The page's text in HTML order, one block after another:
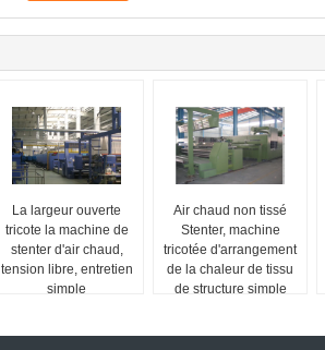
La largeur ouverte
tricote la machine de
stenter d'air chaud,
tension libre, entretien
simple
Air chaud non tissé
Stenter, machine
tricotée d'arrangement
de la chaleur de tissu
de structure simple